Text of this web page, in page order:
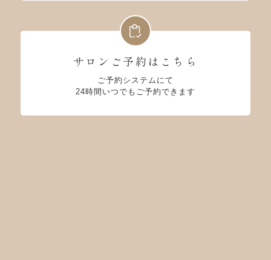
サロンご予約はこちら
ご予約システムにて
24時間いつでもご予約できます